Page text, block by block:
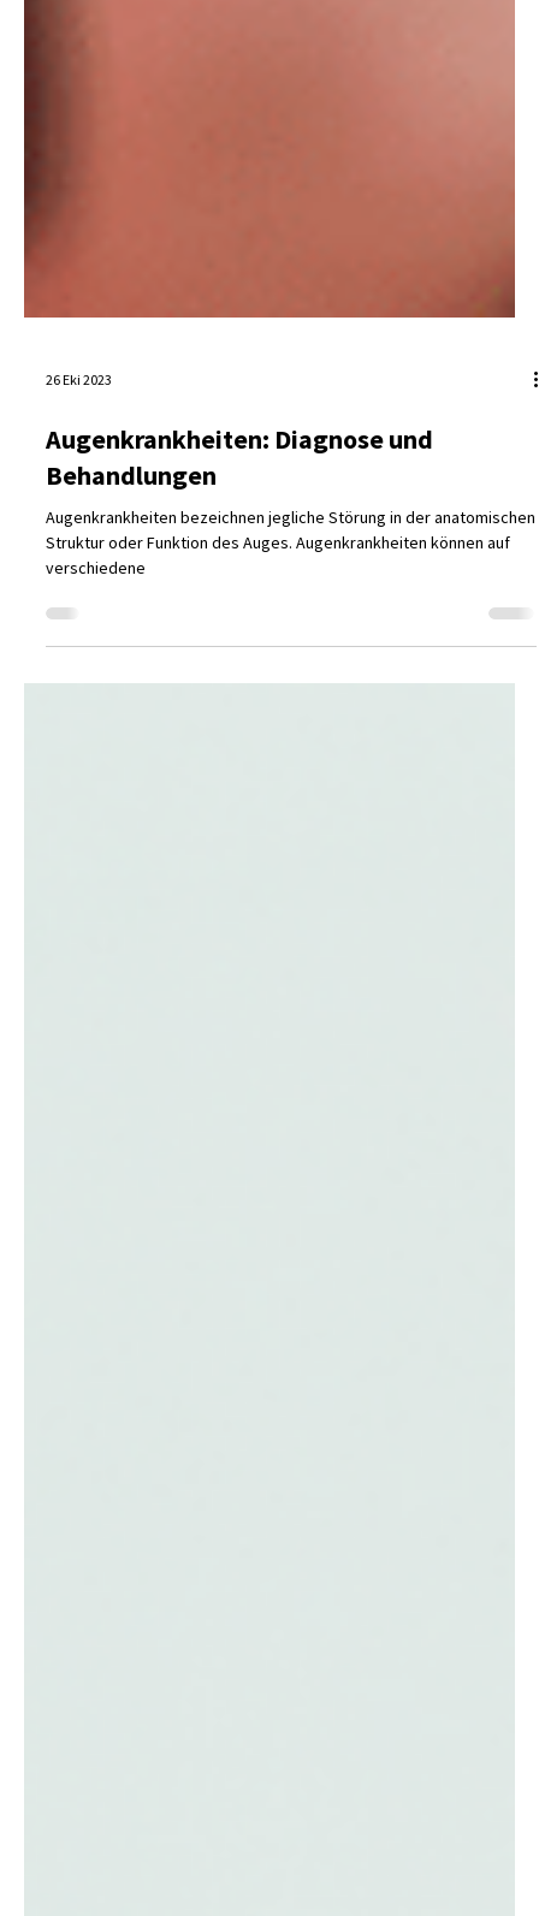
26 Eki 2023
Augenkrankheiten: Diagnose und
Behandlungen
Augenkrankheiten bezeichnen jegliche Störung in der anatomischen
verschiedene